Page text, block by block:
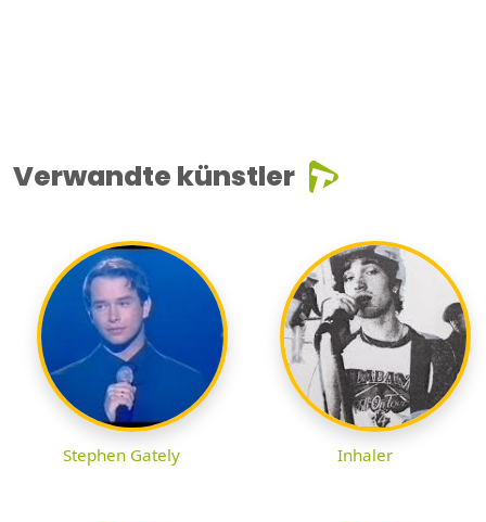
Verwandte künstler
Stephen Gately Inhaler